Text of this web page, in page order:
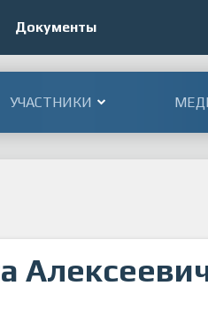
Документы
УЧАСТНИКИ